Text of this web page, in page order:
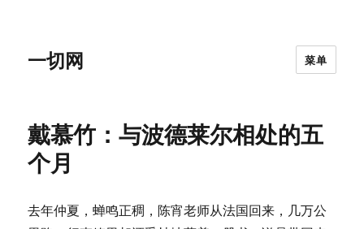
一切网 菜单
戴慕竹：与波德莱尔相处的五
个月
去年仲夏，蝉鸣正稠，陈宵老师从法国回来，几万公